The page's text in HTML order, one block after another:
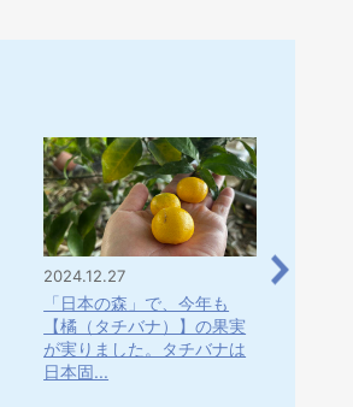
2024.12.27
「日本の森」で、今年も
【橘（タチバナ）】の果実
が実りました。タチバナは
日本固...